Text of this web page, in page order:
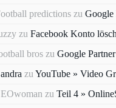
predictions zu Google
zu Facebook Konto
bros zu Google
zu YouTube » Video
zu Teil 4 »